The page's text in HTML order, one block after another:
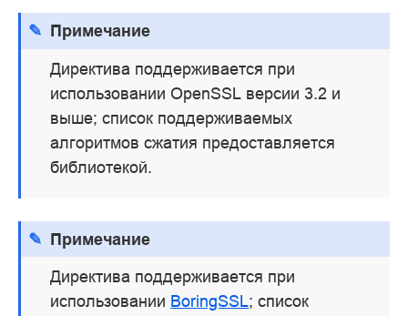
Примечание
Директива поддерживается при
использовании OpenSSL версии 3.2 и
выше; список поддерживаемых
алгоритмов сжатия предоставляется
библиотекой.
Примечание
Директива поддерживается при
использовании BoringSSL; список